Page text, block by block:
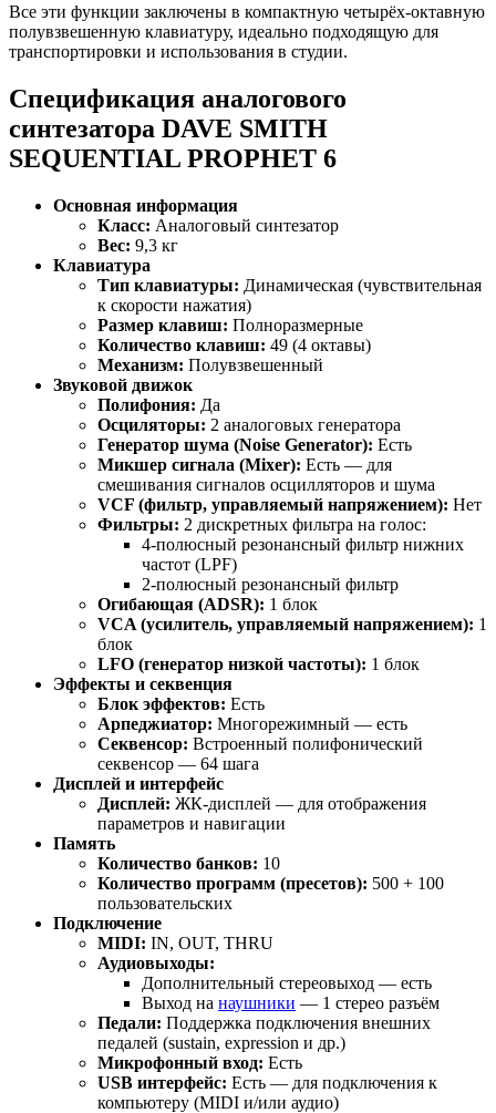
Все эти функции заключены в компактную четырёх-октавную
полувзвешенную клавиатуру, идеально подходящую для
транспортировки и использования в студии.
Спецификация аналогового
синтезатора DAVE SMITH
SEQUENTIAL PROPHET 6
Основная информация
Класс: Аналоговый синтезатор
Вес: 9,3 кг
Клавиатура
Тип клавиатуры: Динамическая (чувствительная
к скорости нажатия)
Размер клавиш: Полноразмерные
Количество клавиш: 49 (4 октавы)
Механизм: Полувзвешенный
Звуковой движок
Полифония: Да
Осциляторы: 2 аналоговых генератора
Генератор шума (Noise Generator): Есть
Микшер сигнала (Mixer): Есть — для
смешивания сигналов осцилляторов и шума
VCF (фильтр, управляемый напряжением): Нет
Фильтры: 2 дискретных фильтра на голос:
4-полюсный резонансный фильтр нижних
частот (LPF)
2-полюсный резонансный фильтр
Огибающая (ADSR): 1 блок
VCA (усилитель, управляемый напряжением): 1
блок
LFO (генератор низкой частоты): 1 блок
Эффекты и секвенция
Блок эффектов: Есть
Арпеджиатор: Многорежимный — есть
Секвенсор: Встроенный полифонический
секвенсор — 64 шага
Дисплей и интерфейс
Дисплей: ЖК-дисплей — для отображения
параметров и навигации
Память
Количество банков: 10
Количество программ (пресетов): 500 + 100
пользовательских
Подключение
MIDI: IN, OUT, THRU
Аудиовыходы:
Дополнительный стереовыход — есть
Выход на наушники — 1 стерео разъём
Педали: Поддержка подключения внешних
педалей (sustain, expression и др.)
Микрофонный вход: Есть
USB интерфейс: Есть — для подключения к
компьютеру (MIDI и/или аудио)